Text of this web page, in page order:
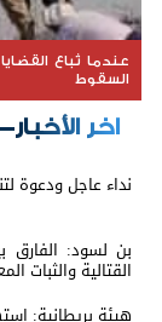
عندما تُباع
السقوط
اخر الأخبار
نداء عاجل ودعوة
بن لسود: الفارق
القتالية والثبات
هيئة بريطانية: